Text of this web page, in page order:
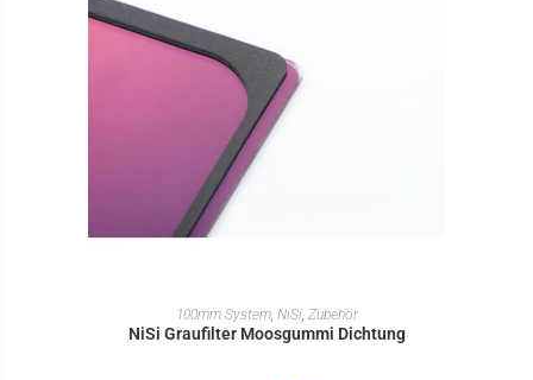
IN DEN WARENKORB
100mm System, NiSi, Zubehör
NiSi Graufilter Moosgummi Dichtung